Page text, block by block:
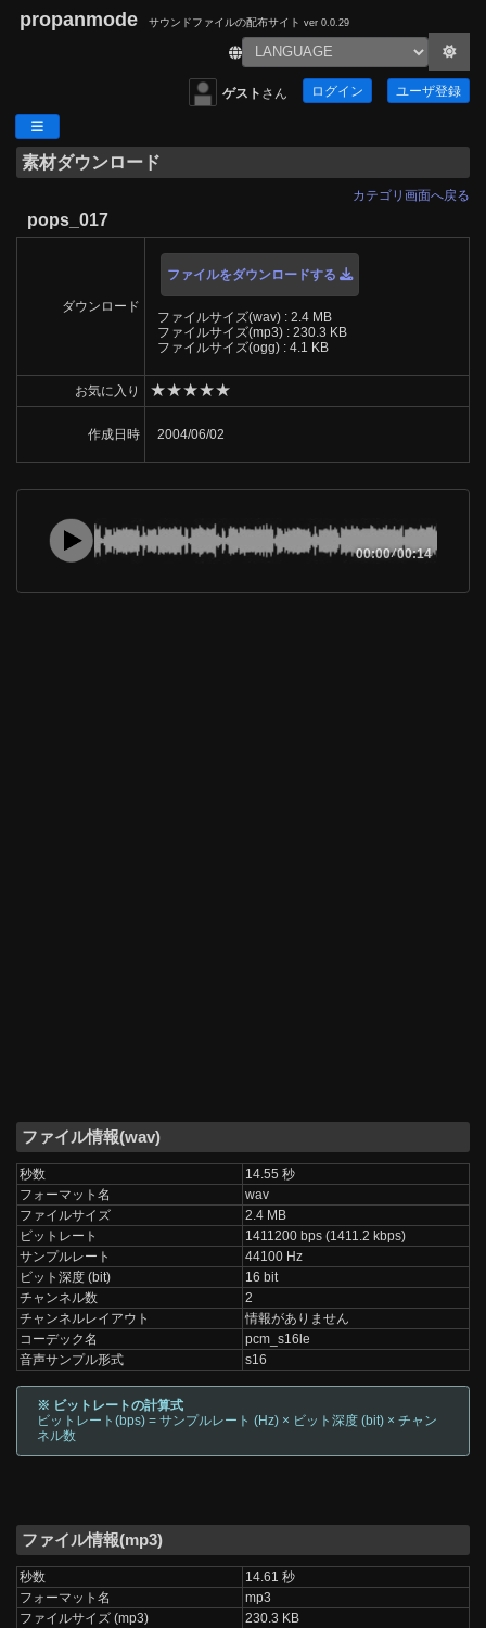
propanmode サウンドファイルの配布サイト ver 0.0.29
ゲスト さん ログイン ユーザ登録
素材ダウンロード
カテゴリ画面へ戻る
pops_017
ダウンロード
ファイルをダウンロードする
ファイルサイズ(wav) : 2.4 MB
ファイルサイズ(mp3) : 230.3 KB
ファイルサイズ(ogg) : 4.1 KB
お気に入り ★★★★★
作成日時 2004/06/02
00:00/00:14
ファイル情報(wav)
秒数
14.55 秒
フォーマット名
wav
ファイルサイズ
2.4 MB
ビットレート
1411200 bps (1411.2 kbps)
サンプルレート
44100 Hz
ビット深度 (bit)
16 bit
チャンネル数
2
チャンネルレイアウト
情報がありません
コーデック名
pcm_s16le
音声サンプル形式
s16
※ ビットレートの計算式
ビットレート(bps) = サンプルレート (Hz) × ビット深度 (bit) × チャン
ネル数
ファイル情報(mp3)
秒数
14.61 秒
フォーマット名
mp3
ファイルサイズ (mp3)
230.3 KB